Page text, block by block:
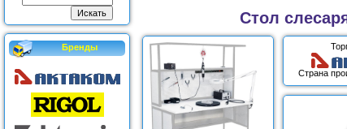
Бренды
Стол
Страна